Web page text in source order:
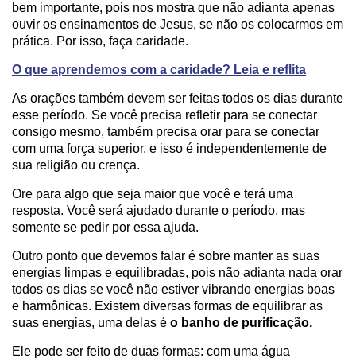
bem importante, pois nos mostra que não adianta apenas
ouvir os ensinamentos de Jesus, se não os colocarmos em
prática. Por isso, faça caridade.
O que aprendemos com a caridade? Leia e reflita
As orações também devem ser feitas todos os dias durante
esse período. Se você precisa refletir para se conectar
consigo mesmo, também precisa orar para se conectar
com uma força superior, e isso é independentemente de
sua religião ou crença.
Ore para algo que seja maior que você e terá uma
resposta. Você será ajudado durante o período, mas
somente se pedir por essa ajuda.
Outro ponto que devemos falar é sobre manter as suas
energias limpas e equilibradas, pois não adianta nada orar
todos os dias se você não estiver vibrando energias boas
e harmônicas. Existem diversas formas de equilibrar as
suas energias, uma delas é o banho de purificação.
Ele pode ser feito de duas formas: com uma água